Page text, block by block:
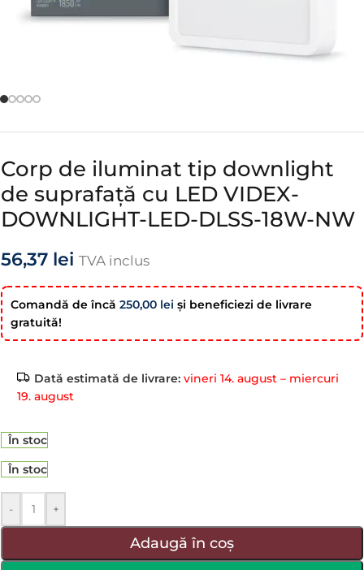
Corp de iluminat tip downlight
de suprafață cu LED VIDEX-
DOWNLIGHT-LED-DLSS-18W-NW
56,37 lei TVA inclus
Comandă de încă 250,00 lei şi beneficiezi de livrare
gratuită!
Dată estimată de livrare: vineri 14. august – miercuri
19. august
În stoc
În stoc
- +
Adaugă în coș